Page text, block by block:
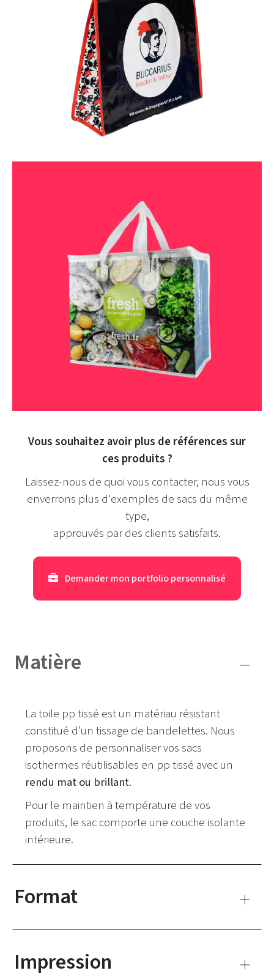
Vous souhaitez avoir plus de références sur
ces produits ?
Laissez-nous de quoi vous contacter, nous vous
enverrons plus d'exemples de sacs du même
type,
approuvés par des clients satisfaits.
Demander mon portfolio personnalisé
Matière
La toile pp tissé est un matériau résistant
constitué d’un tissage de bandelettes. Nous
proposons de personnaliser vos sacs
isothermes réutilisables en pp tissé avec un
rendu mat ou brillant.
Pour le maintien à température de vos
produits, le sac comporte une couche isolante
intérieure.
Format
Impression